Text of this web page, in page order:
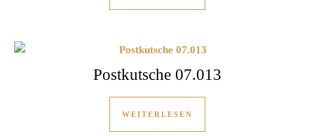
Postkutsche 07.013
WEITERLESEN